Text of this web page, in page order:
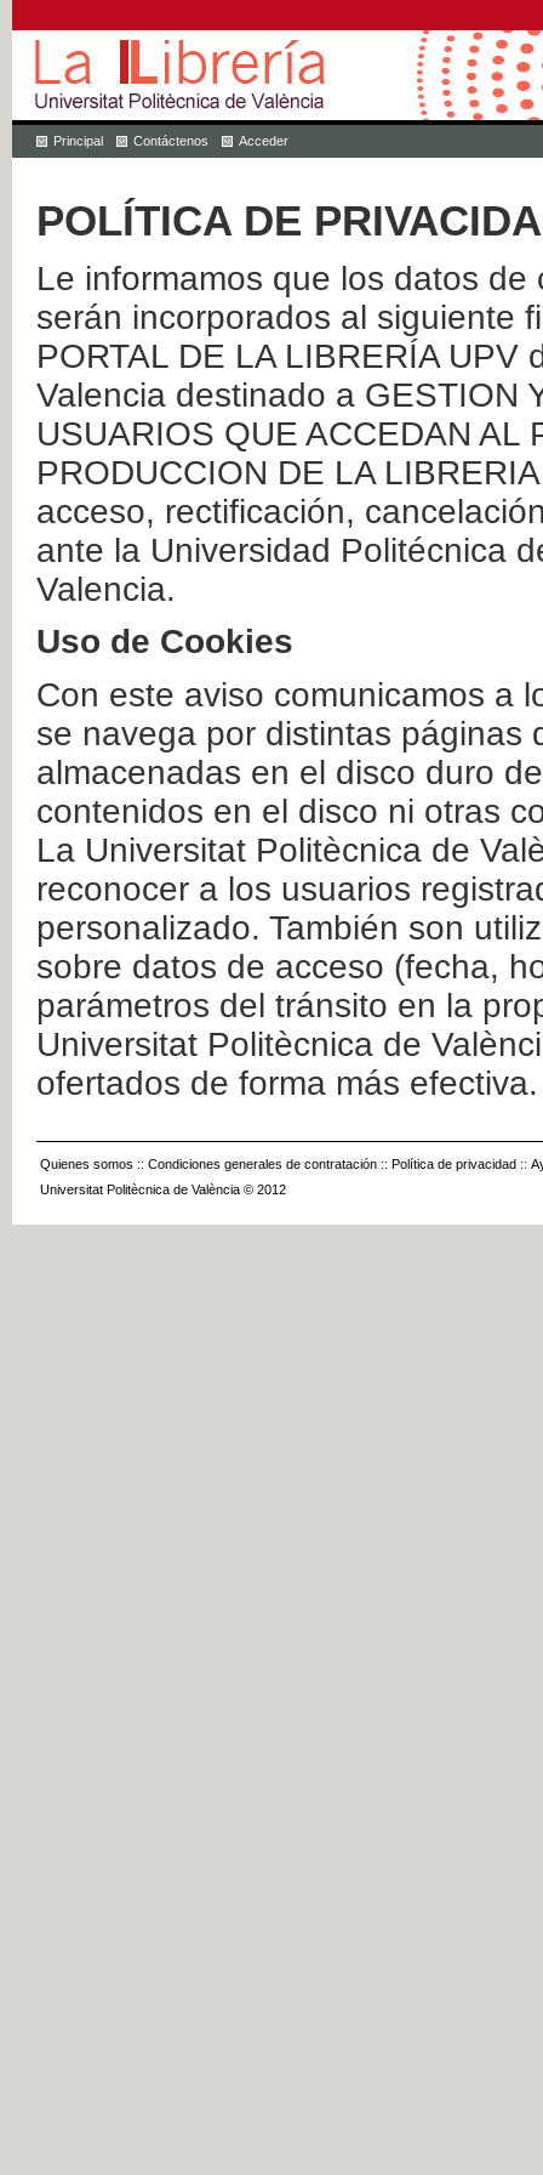
Principal Contáctenos Acceder
POLÍTICA DE
Le informamos que los datos
serán incorporados al siguiente
PORTAL DE LA LIBRERÍA
Valencia destinado a GESTION
USUARIOS QUE ACCEDAN AL
PRODUCCION DE LA
acceso, rectificación,
ante la Universidad Politécnica
Valencia.
Uso de Cookies
Con este aviso comunicamos a
se navega por distintas páginas
almacenadas en el disco duro
contenidos en el disco ni otras
La Universitat Politècnica de
reconocer a los usuarios
personalizado. También son
sobre datos de acceso (fecha,
parámetros del tránsito en la
Universitat Politècnica de
ofertados de forma más efectiva.
Quienes somos :: Condiciones generales de contratación :: Política de privacidad ::
Universitat Politècnica de València © 2012